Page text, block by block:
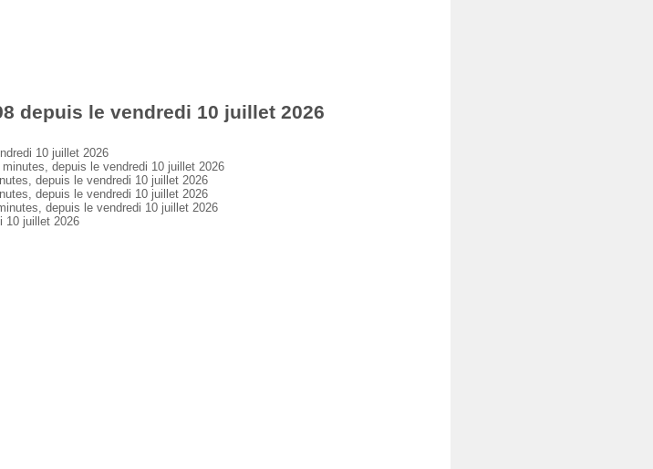
depuis le vendredi 10 juillet 2026
10 juillet 2026
depuis le vendredi 10 juillet 2026
depuis le vendredi 10 juillet 2026
depuis le vendredi 10 juillet 2026
depuis le vendredi 10 juillet 2026
10 juillet 2026